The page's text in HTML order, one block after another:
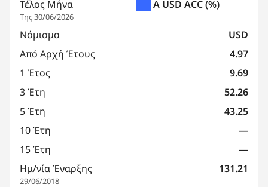
Τέλος Μήνα
Της 30/06/2026
A USD ACC(%)
Νόμισμα
USD
Από Αρχή Έτους
4.97
1 Έτος
9.69
3 Έτη
52.26
5 Έτη
43.25
10 Έτη
—
15 Έτη
—
Ημ/νία Έναρξης
29/06/2018
131.21